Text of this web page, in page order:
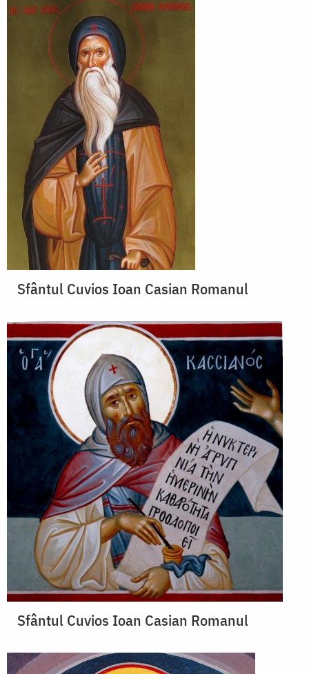
Sfântul Cuvios Ioan Casian Romanul
Sfântul Cuvios Ioan Casian Romanul